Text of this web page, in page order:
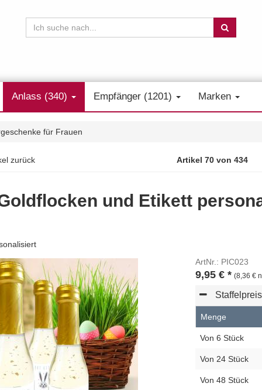
Anlass (340) Empfänger (1201) Marken
für Frauen
zurück Artikel 70 von 434
und Etikett
ArtNr.: PIC023
9,95 € * (8,36 €
Menge
Von 6 Stück
Von 24 Stück
Von 48 Stück